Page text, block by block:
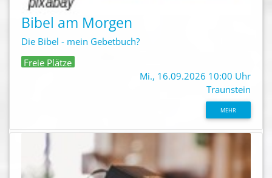
Bibel am Morgen
Die Bibel - mein Gebetbuch?
Freie Plätze
Mi., 16.09.2026 10:00 Uhr
Traunstein
MEHR